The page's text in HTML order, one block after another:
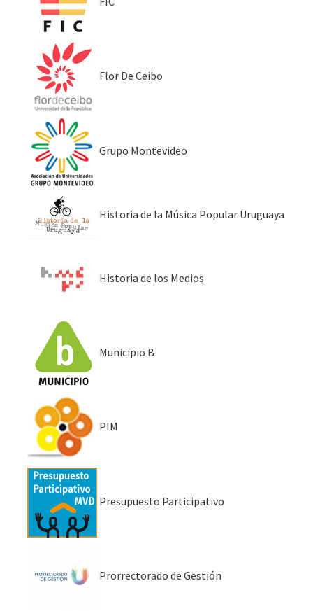
Flor De Ceibo
Grupo Montevideo
Historia de la Música Popular Uruguaya
Historia de los Medios
Municipio B
PIM
Presupuesto Participativo
Prorrectorado de Gestión